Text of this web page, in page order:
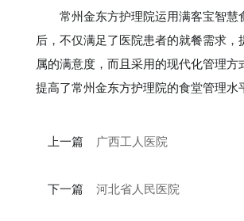
常州金东方护理院运用满客宝智慧
后，不仅满足了医院患者的就餐需求，
属的满意度，而且采用的现代化管理方
提高了常州金东方护理院的食堂管理水
上一篇 广西工人医院
下一篇 河北省人民医院